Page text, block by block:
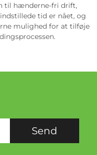
til hænderne-fri drift,
tid er nået, og
mulighed for at tilføje
Send